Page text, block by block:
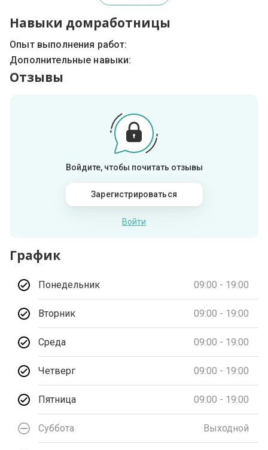
Навыки домработницы
Опыт выполнения работ:
Дополнительные навыки:
Отзывы
Войдите, чтобы почитать отзывы
Зарегистрироваться
Войти
График
Понедельник 09:00 - 19:00
Вторник 09:00 - 19:00
Среда 09:00 - 19:00
Четверг 09:00 - 19:00
Пятница 09:00 - 19:00
Суббота Выходной